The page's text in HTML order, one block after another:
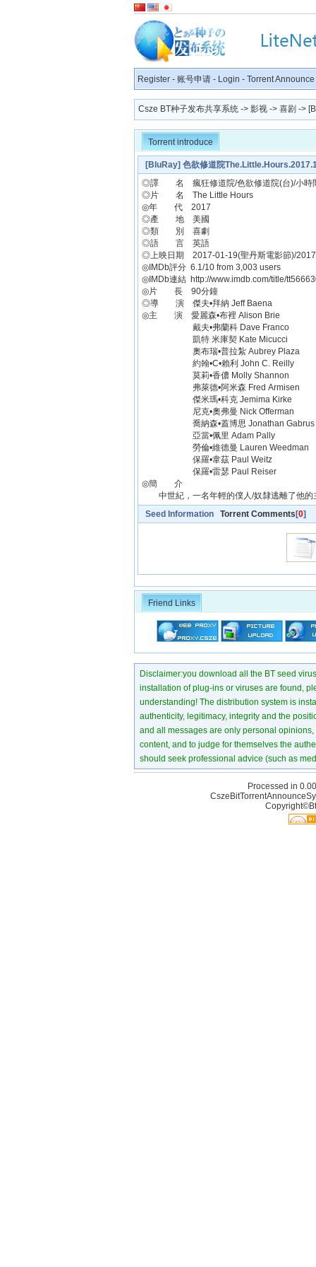
Register - 账号申请 - Login - Torrent Announce
Csze BT种子发布共享系统 -> 影视 -> 喜剧 ->
Torrent introduce
[BluRay] 色欲修道院
◎譯 名 瘋狂修道院/色欲修道院(台)/小時
◎片 名 The Little Hours
◎年 代 2017
◎產 地 美國
◎類 別 喜劇
◎語 言 英語
◎上映日期 2017-01-19(聖丹斯電影節)/
◎IMDb評分 6.1/10 from 3,003 users
◎IMDb連結 http://www.imdb.com/title/
◎片 長 90分鐘
◎導 演 傑夫•拜納 Jeff Baena
◎主 演 愛麗森•布裡 Alison Brie
戴夫•弗蘭科 Dave Franco
凱特 米庫契 Kate Micucci
奧布瑞•普拉紮 Aubrey Plaza
約翰•C•賴利 John C. Reilly
莫莉•香儂 Molly Shannon
弗萊德•阿米森 Fred Armisen
傑米瑪•科克 Jemima Kirke
尼克•奧弗曼 Nick Offerman
喬納森•蓋博思 Jonathan Gabrus
亞當•佩里 Adam Pally
勞倫•維德曼 Lauren Weedman
保羅•韋茲 Paul Weitz
保羅•雷瑟 Paul Reiser
◎簡 介
中世紀，一名年輕的僕人/奴隸逃離了他的
Seed Information Torrent Comments [0]
Friend Links
Disclaimer:you download all the BT seed
installation of plug-ins or viruses are found,
understanding! The distribution system is
authenticity, legitimacy, integrity and the
and all messages are only personal
content, and to judge for themselves the
should seek professional advice (such as
Processed in